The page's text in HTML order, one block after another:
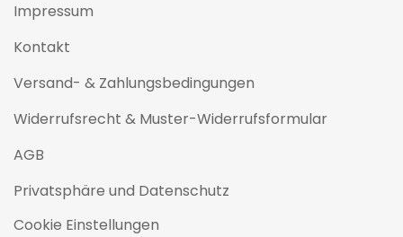
Impressum
Kontakt
Versand- & Zahlungsbedingungen
Widerrufsrecht & Muster-Widerrufsformular
AGB
Privatsphäre und Datenschutz
Cookie Einstellungen